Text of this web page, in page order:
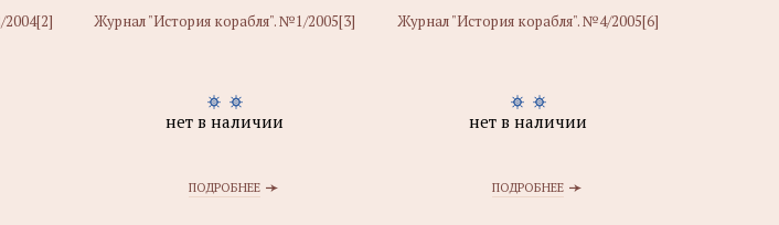
Журнал "История корабля". №1/2005[3]
нет в наличии
ПОДРОБНЕЕ
Журнал "История корабля". №4/2005[6]
нет в наличии
ПОДРОБНЕЕ